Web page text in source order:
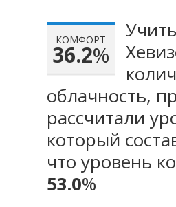
КОМФОРТ
36.2%
облачность,
рассчитали
который
что уровень
53.0%